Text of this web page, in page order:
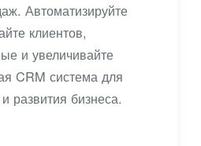
Автоматизируйте
клиентов,
и увеличивайте
CRM система для
развития бизнеса.